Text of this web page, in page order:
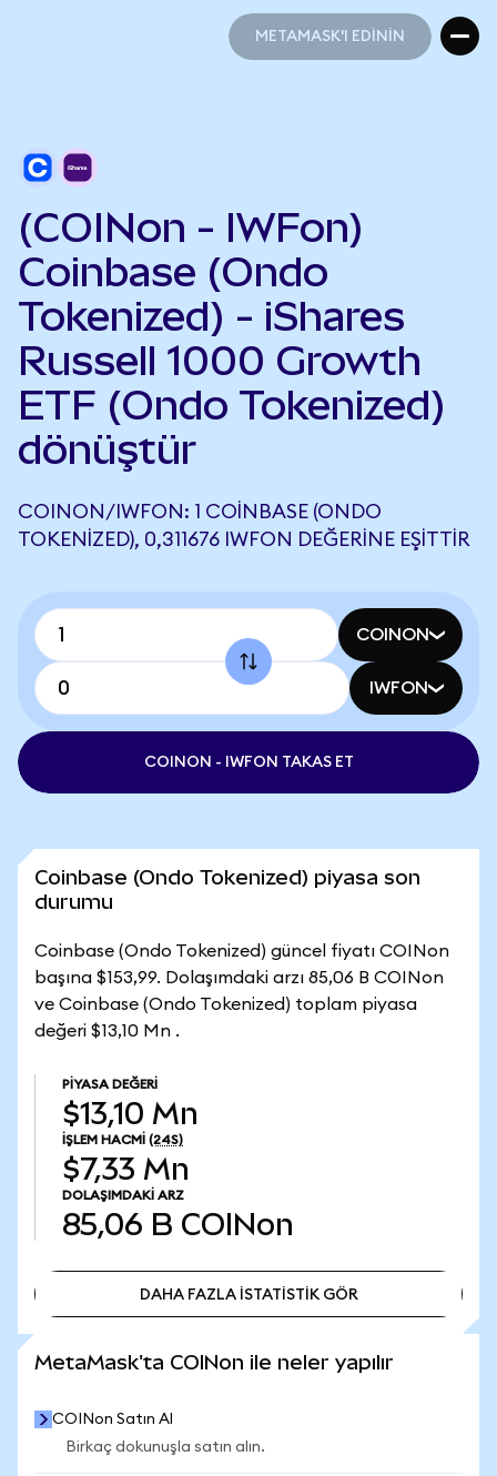
METAMASK'I EDİNİN
(COINon - IWFon)
Coinbase (Ondo
Tokenized) - iShares
Russell 1000 Growth
ETF (Ondo Tokenized)
dönüştür
COINON/IWFON: 1 COINBASE (ONDO
TOKENIZED), 0,311676 IWFON DEĞERINE EŞITTIR
COINON
IWFON
COINON - IWFON TAKAS ET
Coinbase (Ondo Tokenized) piyasa son
durumu
Coinbase (Ondo Tokenized) güncel fiyatı COINon
başına $153,99. Dolaşımdaki arzı 85,06 B COINon
ve Coinbase (Ondo Tokenized) toplam piyasa
değeri $13,10 Mn .
PIYASA DEĞERI
$13,10 Mn
İŞLEM HACMI (24S)
$7,33 Mn
DOLAŞIMDAKI ARZ
85,06 B COINon
DAHA FAZLA İSTATİSTİK GÖR
MetaMask'ta COINon ile neler yapılır
COINon Satın Al
Birkaç dokunuşla satın alın.